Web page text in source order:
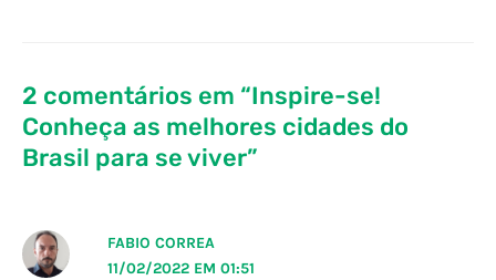
2 comentários em “Inspire-se!
Conheça as melhores cidades do
Brasil para se viver”
FABIO CORREA
11/02/2022 EM 01:51